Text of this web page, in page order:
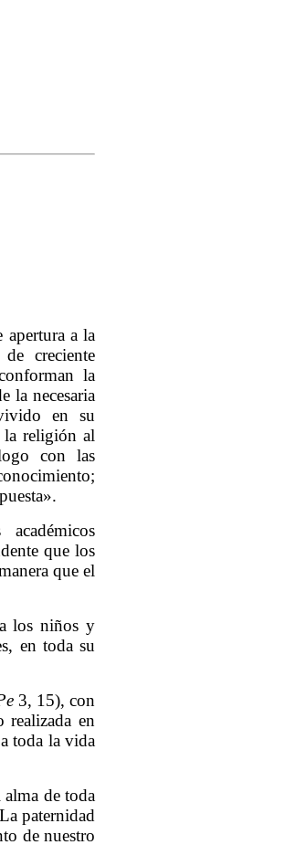
a la
creciente
la
la necesaria
en su
la religión al
con las
que los
que el
los niños y
en toda su
3, 15), con
en
toda la vida
de toda
paternidad
de nuestro